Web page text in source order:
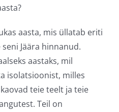
aasta, mis üllatab eriti
Jäära hinnanud.
aastaks, mil
isolatsioonist, milles
teie teelt ja teie
Teil on